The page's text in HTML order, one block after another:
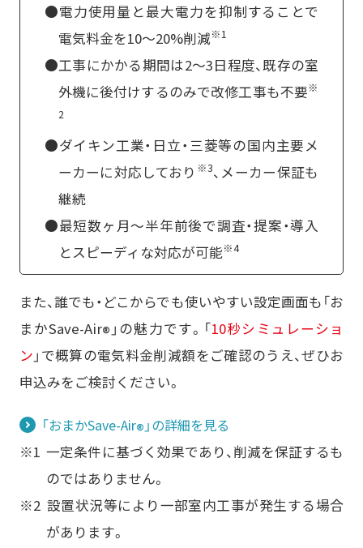
●電力使用量と最大電力を抑制することで
電気料金を10〜20%削減※1
●工事にかかる期間は2〜3日程度、既存の室
外機に後付けするのみで改修工事も不要※
2
●ダイキン工業・日立・三菱等の国内主要メ
ーカーに対応しており ※3、メーカー保証も
継続
●最短数ヶ月〜半年前後で調査・提案・導入
とスピーディな対応が可能※4
また、誰でも・どこからでも使いやすい設定画面も「お
まかSave-Air® 」の魅力です。「10秒シミュレーショ
ン 」で概算の電気料金削減額をご確認のうえ、ぜひお
申込みをご検討ください。
「おまかSave-Air®」の詳細を見る
一定条件に基づく効果であり、削減を保証するも
のではありません。
設置状況等により一部室内工事が発生する場合
があります。